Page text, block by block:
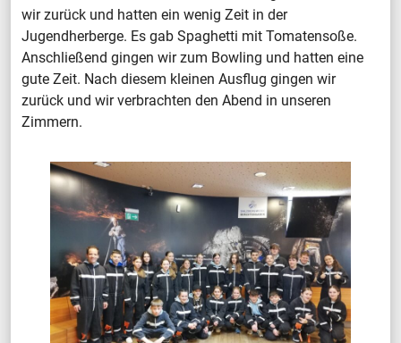
wir zurück und hatten ein wenig Zeit in der
Jugendherberge. Es gab Spaghetti mit Tomatensoße.
Anschließend gingen wir zum Bowling und hatten eine
gute Zeit. Nach diesem kleinen Ausflug gingen wir
zurück und wir verbrachten den Abend in unseren
Zimmern.